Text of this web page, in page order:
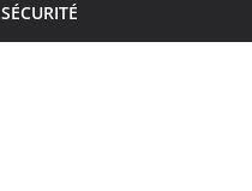
SÉCURITÉ